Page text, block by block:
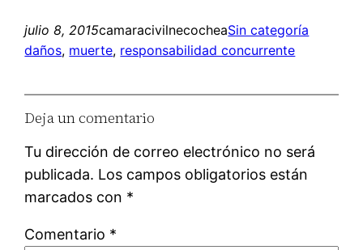
julio 8, 2015camaracivilnecocheaSin categoría
daños, muerte, responsabilidad concurrente
Deja un comentario
Tu dirección de correo electrónico no será
publicada. Los campos obligatorios están
marcados con *
Comentario *